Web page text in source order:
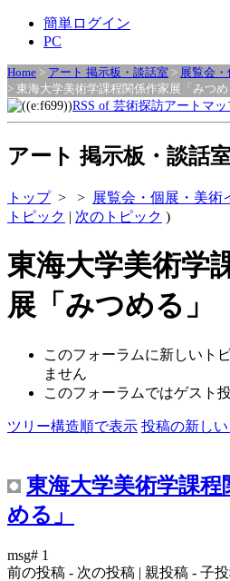
簡単ログイン
PC
Home > アート 掲示板・談話室 > 展覧会
> 東海大学美術学課程関係作家展「みつめ
RSS of 芸術探訪アートマッ
アート 掲示板・談話
トップ> > 展覧会・個展・美術
トピック | 次のトピック )
東海大学美術学
展「みつめる」
このフォーラムに新しいト
ません
このフォーラムではゲスト
ツリー構造順で表示 投稿の新し
東海大学美術学課
める」
msg# 1
前の投稿 - 次の投稿 | 親投稿 - 子